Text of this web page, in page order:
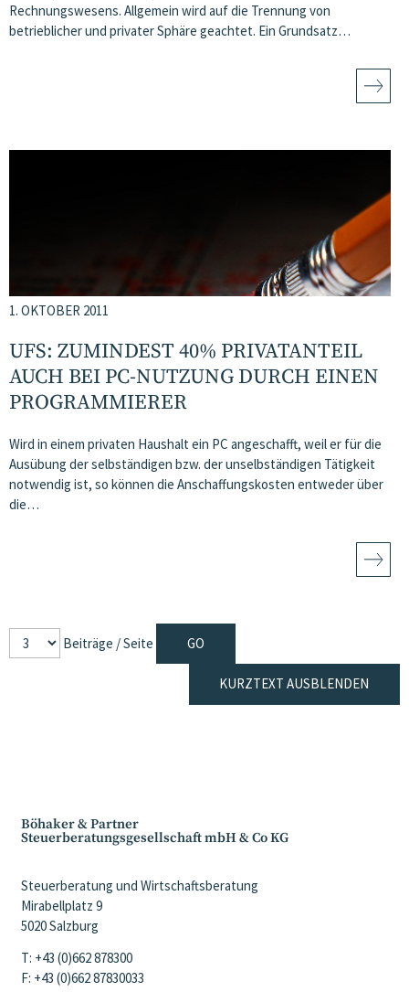
Rechnungswesens. Allgemein wird auf die Trennung von
betrieblicher und privater Sphäre geachtet. Ein Grundsatz…
1. OKTOBER 2011
UFS: ZUMINDEST 40% PRIVATANTEIL
AUCH BEI PC-NUTZUNG DURCH EINEN
PROGRAMMIERER
Wird in einem privaten Haushalt ein PC angeschafft, weil er für die
Ausübung der selbständigen bzw. der unselbständigen Tätigkeit
notwendig ist, so können die Anschaffungskosten entweder über
die…
Beiträge / Seite
KURZTEXT AUSBLENDEN
Böhaker & Partner
Steuerberatungsgesellschaft mbH & Co KG
Steuerberatung und Wirtschaftsberatung
Mirabellplatz 9
5020 Salzburg
T: +43 (0)662 878300
F: +43 (0)662 87830033